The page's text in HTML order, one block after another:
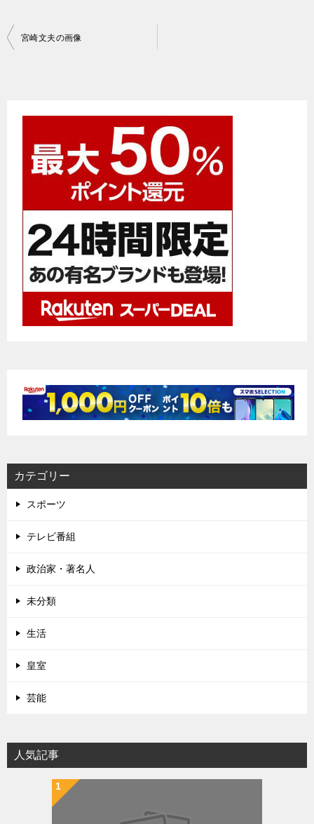
投
宮崎文夫の画像
カテゴリー
スポーツ
テレビ番組
政治家・著名人
未分類
生活
皇室
芸能
人気記事